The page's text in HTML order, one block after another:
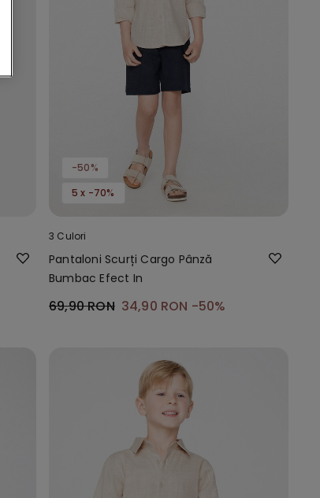
-50%
5 x -70%
3 Culori
Pantaloni Scurți Cargo Pânză
Bumbac Efect In
69,90 RON 34,90 RON -50%